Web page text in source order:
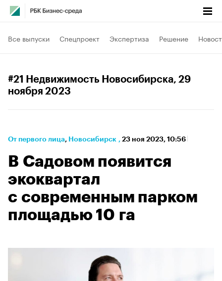
Все выпуски Спецпроект Экспертиза Решение
#21 Недвижимость Новосибирска, 29
ноября 2023
От первого лица⁠, Новосибирск , 23 ноя 2023, 10:56
В Садовом появится
экоквартал
с современным парком
площадью 10 га